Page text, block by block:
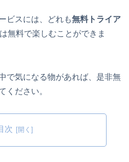
ビスには、どれも無料トライア
無料で楽しむことができま
で気になる物があれば、是非無
ください。
次